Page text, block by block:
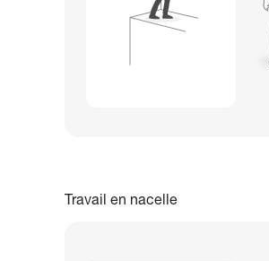
Travail en nacelle